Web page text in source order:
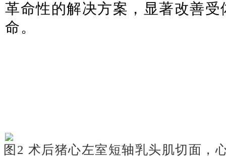
革命性的解决方案，显著改善
命。
图2 术后猪心左室短轴乳头肌切面，